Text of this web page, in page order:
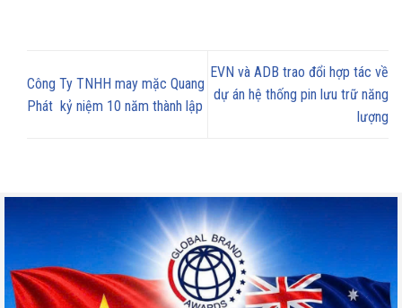
Công Ty TNHH may mặc Quang
Phát kỷ niệm 10 năm thành lập
EVN và ADB trao đổi hợp tác về
dự án hệ thống pin lưu trữ năng
lượng